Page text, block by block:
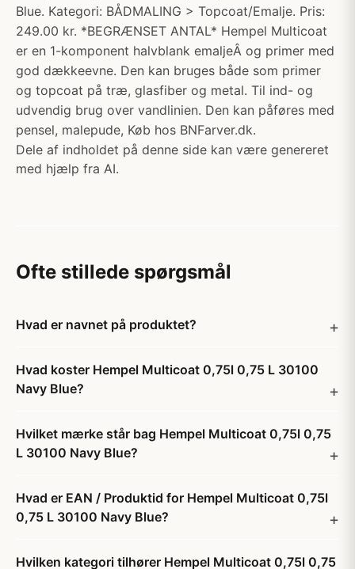
Blue. Kategori: BÅDMALING > Topcoat/Emalje. Pris:
249.00 kr. *BEGRÆNSET ANTAL* Hempel Multicoat
er en 1-komponent halvblank emaljeÂ og primer med
god dækkeevne. Den kan bruges både som primer
og topcoat på træ, glasfiber og metal. Til ind- og
udvendig brug over vandlinien. Den kan påføres med
pensel, malepude, Køb hos BNFarver.dk.
Dele af indholdet på denne side kan være genereret
med hjælp fra AI.
Ofte stillede spørgsmål
Hvad er navnet på produktet?
Hvad koster Hempel Multicoat 0,75l 0,75 L 30100
Navy Blue?
Hvilket mærke står bag Hempel Multicoat 0,75l 0,75
L 30100 Navy Blue?
Hvad er EAN / Produktid for Hempel Multicoat 0,75l
0,75 L 30100 Navy Blue?
Hvilken kategori tilhører Hempel Multicoat 0,75l 0,75